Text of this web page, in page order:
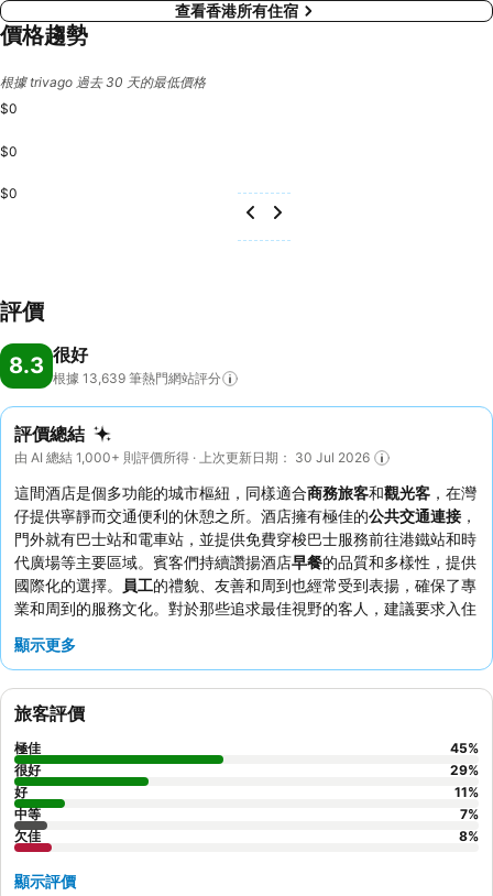
查看香港所有住宿
價格趨勢
根據 trivago 過去 30 天的最低價格
$0
$0
$0
評價
8.3 很好
根據 13,639 筆熱門網站評分
評價總結
由 AI 總結 1,000+ 則評價所得 · 上次更新日期： 30 Jul 2026
這間酒店是個多功能的城市樞紐，同樣適合商務旅客和觀光客 ，在灣
仔提供寧靜而交通便利的休憩之所。酒店擁有極佳的公共交通連接 ，
門外就有巴士站和電車站，並提供免費穿梭巴士服務前往港鐵站和時
代廣場等主要區域。賓客們持續讚揚酒店早餐的品質和多樣性，提供
國際化的選擇。
員工的禮貌、友善和周到也經常受到表揚，確保了專
業和周到的服務文化。對於那些追求最佳視野的客人，建議要求入住
顯示更多
旅客評價
極佳 45%
很好
29%
好
11%
中等
7%
欠佳
8%
顯示評價